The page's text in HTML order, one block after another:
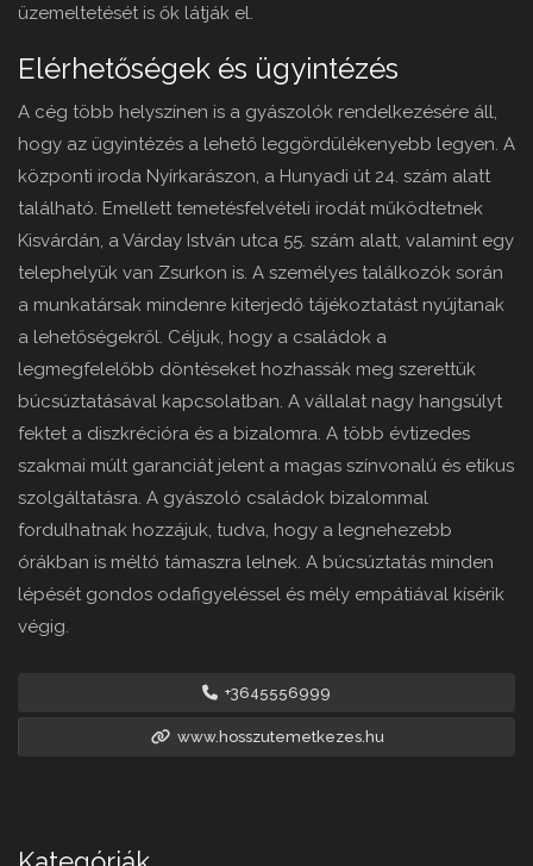
üzemeltetését is ők látják el.
Elérhetőségek és ügyintézés
A cég több helyszínen is a gyászolók rendelkezésére áll,
hogy az ügyintézés a lehető leggördülékenyebb legyen. A
központi iroda Nyírkarászon, a Hunyadi út 24. szám alatt
található. Emellett temetésfelvételi irodát működtetnek
Kisvárdán, a Várday István utca 55. szám alatt, valamint egy
telephelyük van Zsurkon is. A személyes találkozók során
a munkatársak mindenre kiterjedő tájékoztatást nyújtanak
a lehetőségekről. Céljuk, hogy a családok a
legmegfelelőbb döntéseket hozhassák meg szerettük
búcsúztatásával kapcsolatban. A vállalat nagy hangsúlyt
fektet a diszkrécióra és a bizalomra. A több évtizedes
szakmai múlt garanciát jelent a magas színvonalú és etikus
szolgáltatásra. A gyászoló családok bizalommal
fordulhatnak hozzájuk, tudva, hogy a legnehezebb
órákban is méltó támaszra lelnek. A búcsúztatás minden
lépését gondos odafigyeléssel és mély empátiával kísérik
végig.
+3645556999
www.hosszutemetkezes.hu